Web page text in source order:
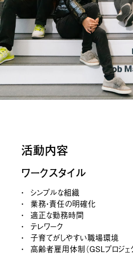
リクルート
販売
阪根
活動内容
ワークスタイル
シンプルな組織
業務・責任の明確化
適正な勤務時間
テレワーク
子育てがしやすい職場環境
高齢者雇用体制（GSLプロジェ